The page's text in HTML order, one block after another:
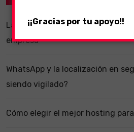
La importancia de un software
empresa
WhatsApp y la localización en
siendo vigilado?
Cómo elegir el mejor hosting
¡¡Gracias por tu apoyo!!